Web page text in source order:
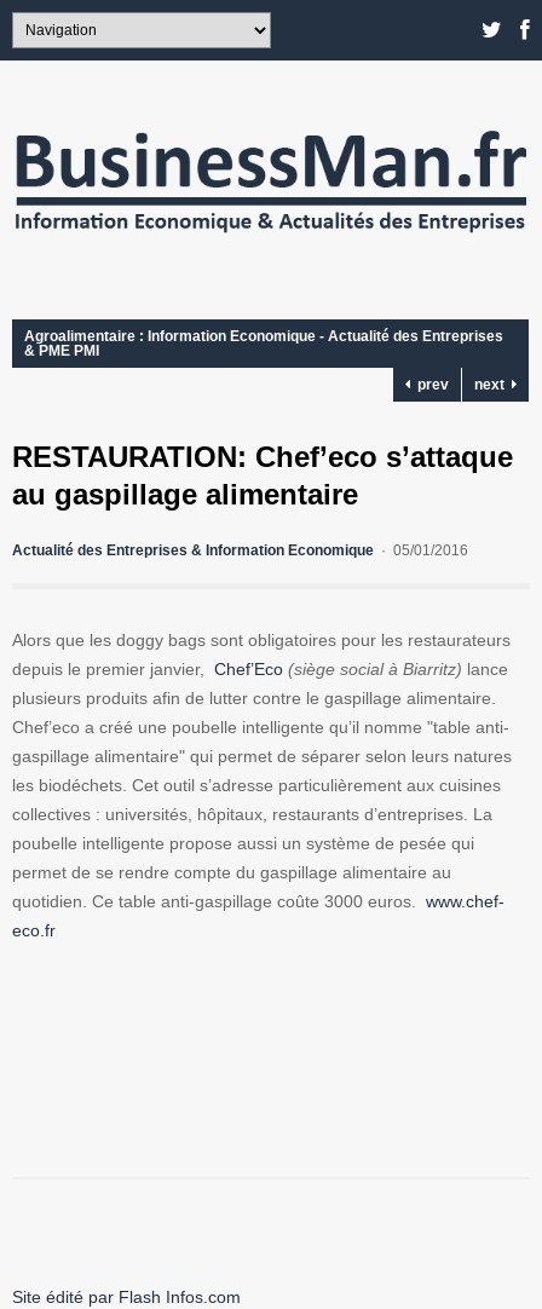
Agroalimentaire : Information Economique - Actualité des Entreprises
& PME PMI
prev
next
RESTAURATION: Chef’eco s’attaque
au gaspillage alimentaire
Actualité des Entreprises & Information Economique 05/01/2016
Alors que les doggy bags sont obligatoires pour les restaurateurs
depuis le premier janvier, Chef’Eco (siège social à Biarritz) lance
plusieurs produits afin de lutter contre le gaspillage alimentaire.
Chef’eco a créé une poubelle intelligente qu’il nomme "table anti-
gaspillage alimentaire" qui permet de séparer selon leurs natures
les biodéchets. Cet outil s’adresse particulièrement aux cuisines
collectives : universités, hôpitaux, restaurants d’entreprises. La
poubelle intelligente propose aussi un système de pesée qui
permet de se rendre compte du gaspillage alimentaire au
quotidien. Ce table anti-gaspillage coûte 3000 euros. www.chef-
eco.fr
Site édité par Flash Infos.com